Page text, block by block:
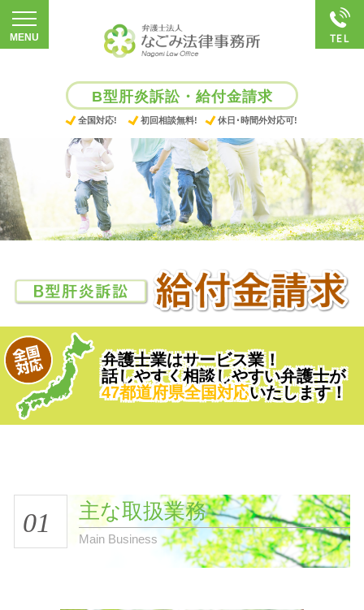
B型肝炎訴訟・給付金請求
全国対応! 初回相談無料! 休日･時間外対応可!
弁護士業はサービス業！
話しやすく相談しやすい弁護士が
47都道府県全国対応いたします！
01 主な取扱業務
Main Business